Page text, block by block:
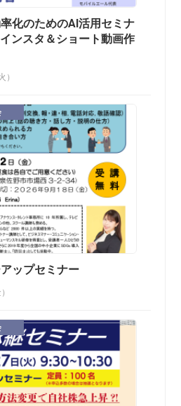
化のためのAI活用セミナ
ンスタ＆ショート動画作
）
ップセミナー